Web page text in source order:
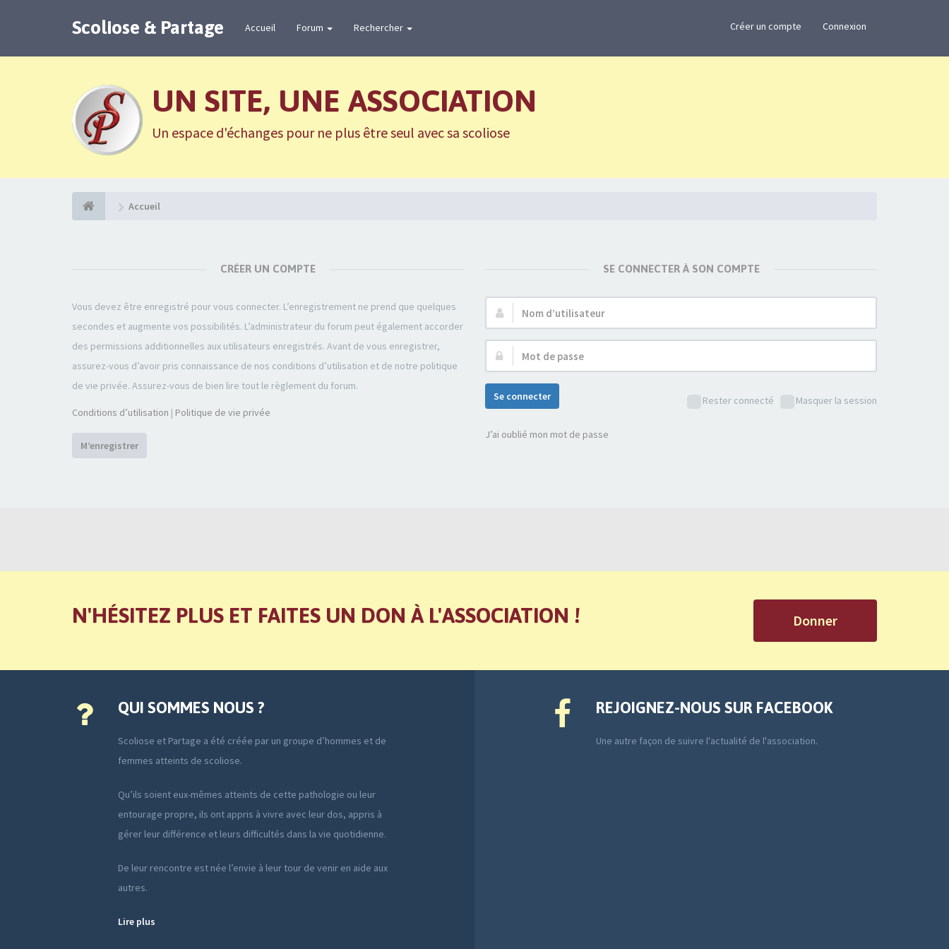
Scoliose & Partage Accueil Forum Rechercher Créer un compte Connexion
UN SITE, UNE ASSOCIATION
Un espace d'échanges pour ne plus être seul avec sa scoliose
Accueil
CRÉER UN COMPTE
Vous devez être enregistré pour vous connecter. L’enregistrement ne prend que quelques
secondes et augmente vos possibilités. L’administrateur du forum peut également accorder
des permissions additionnelles aux utilisateurs enregistrés. Avant de vous enregistrer,
assurez-vous d’avoir pris connaissance de nos conditions d’utilisation et de notre politique
de vie privée. Assurez-vous de bien lire tout le règlement du forum.
Conditions d’utilisation | Politique de vie privée
M’enregistrer
SE CONNECTER À SON COMPTE
Nom
Mot
passe :
Rester connecté Masquer la session
Se connecter
J’ai oublié mon mot de passe
N'HÉSITEZ PLUS ET FAITES UN DON À L'ASSOCIATION ! Donner
QUI SOMMES NOUS ?
Scoliose et Partage a été créée par un groupe d’hommes et de
femmes atteints de scoliose.
Qu’ils soient eux-mêmes atteints de cette pathologie ou leur
entourage propre, ils ont appris à vivre avec leur dos, appris à
gérer leur différence et leurs difficultés dans la vie quotidienne.
De leur rencontre est née l’envie à leur tour de venir en aide aux
autres.
Lire plus
REJOIGNEZ-NOUS SUR FACEBOOK
Une autre façon de suivre l'actualité de l'association.